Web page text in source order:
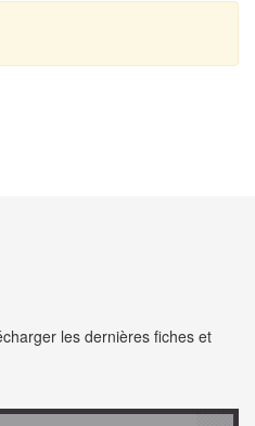
les dernières fiches et